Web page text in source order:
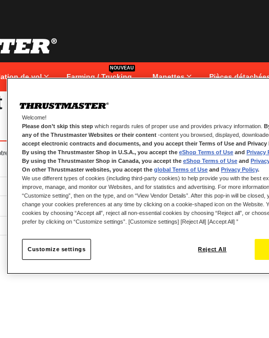
de vol Farming / Trucking
NOUVEAU
Manettes Pièces
adresse e-mail.
NOUVEAUX CLIENTS
Créer un compte a de
adresses, suivre vos
CRÉER UN COMPTE
Welcome!
Please don’t skip this step which regards rules of proper use and provides privacy information.
any of the Thrustmaster Websites or their content -content you browsed, displayed,
accept electronic contracts and documents, and you accept their Terms of Use and Privacy
By using the Thrustmaster Shop in U.S.A., you accept the eShop Terms of Use and Privacy
By using the Thrustmaster Shop in Canada, you accept the eShop Terms of Use and
On other Thrustmaster websites, you accept the global Terms of Use and Privacy Policy.
We use different types of cookies (including third-party cookies) to help provide you with the best
improve, manage, and monitor our Websites, and for statistics and advertising. For more
“Customize setting”, then on the type, and on “View Vendor Details”. After this pop-in will be closed,
change your cookies preferences at any time by clicking on a cookie-shaped icon on the Website.
cookies by choosing “Accept all”, reject all non-essential cookies by choosing “Reject all”, or
prefer by clicking on “Customize settings”. [Customize settings] [Reject All] [Accept All] ”
Reject All
Customize settings